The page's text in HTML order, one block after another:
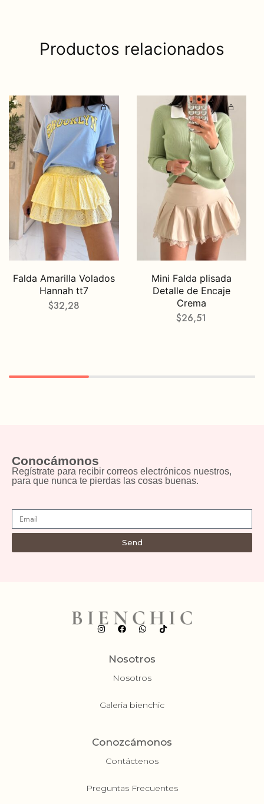
Productos relacionados
Falda Amarilla Volados
Hannah tt7
$32,28
Mini Falda plisada
Detalle de Encaje
Crema
$26,51
Conocámonos
Regístrate para recibir correos electrónicos nuestros,
para que nunca te pierdas las cosas buenas.
Send
Nosotros
Nosotros
Galeria bienchic
Conozcámonos
Contáctenos
Preguntas Frecuentes